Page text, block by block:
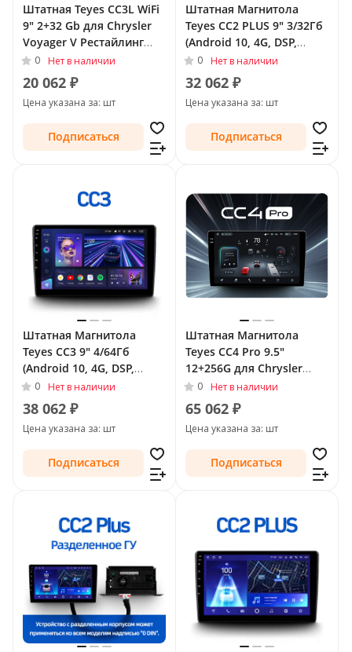
Штатная Teyes CC3L WiFi
9" 2+32 Gb для Chrysler
Voyager V Рестайлинг
2011 - 2016
0 Нет в наличии
20 062 ₽
Цена указана за: шт
Подписаться
Штатная Магнитола
Teyes CC2 PLUS 9" 3/32Гб
(Android 10, 4G, DSP,
QLed) для Chrysler
Voyager V Рестайлинг
2011 - 2016
0 Нет в наличии
32 062 ₽
Цена указана за: шт
Подписаться
Штатная Магнитола
Teyes CC3 9" 4/64Гб
(Android 10, 4G, DSP,
QLed) для Chrysler
Voyager V Рестайлинг
2011 - 2016
0 Нет в наличии
38 062 ₽
Цена указана за: шт
Подписаться
Штатная Магнитола
Teyes CC4 Pro 9.5"
12+256G для Chrysler
Voyager V Рестайлинг
2011 - 2016
0 Нет в наличии
65 062 ₽
Цена указана за: шт
Подписаться